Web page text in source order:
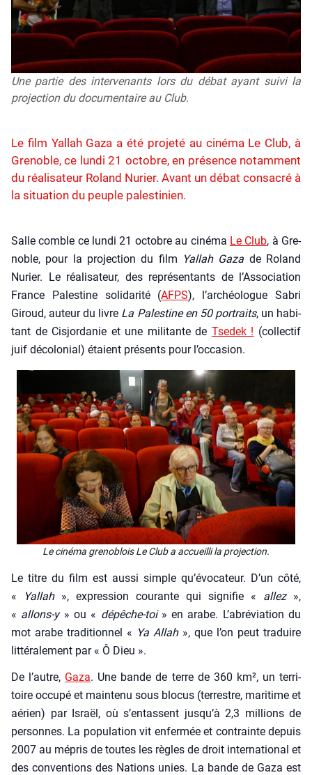
Une partie des intervenants lors du débat ayant suivi la
projection du documentaire au Club.
Le film Yallah Gaza a été projeté au cinéma Le Club, à
Grenoble, ce lundi 21 octobre, en présence notamment
du réalisateur Roland Nurier. Avant un débat consacré à
la situation du peuple palestinien.
Salle comble ce lun­di 21 octobre au ciné­ma Le Club, à Gre­
noble, pour la pro­jec­tion du film Yal­lah Gaza de Roland
Nurier. Le réa­li­sa­teur, des repré­sen­tants de l’As­so­cia­tion
France Pales­tine soli­da­ri­té (AFPS), l’archéologue Sabri
Giroud, auteur du livre La Pales­tine en 50 por­traits, un habi­
tant de Cis­jor­da­nie et une mili­tante de Tse­dek ! (col­lec­tif
juif déco­lo­nial) étaient pré­sents pour l’occasion.
Le ciné­ma gre­no­blois Le Club a accueilli la pro­jec­tion.
Le titre du film est aus­si simple qu’évocateur. D’un côté,
«
Yal­lah», expres­sion cou­rante qui signi­fie « allez»,
« allons‑y» ou « dépêche-toi» en arabe. L’abréviation du
mot arabe tra­di­tion­nel « Ya Allah», que l’on peut tra­duire
lit­té­ra­le­ment par « Ô Dieu ».
De l’autre, Gaza. Une bande de terre de 360 km², un ter­ri­
toire occu­pé et main­te­nu sous blo­cus (ter­restre, mari­time et
aérien) par Israël, où s’en­tassent jusqu’à 2,3 mil­lions de
per­sonnes. La popu­la­tion vit enfer­mée et contrainte depuis
2007 au mépris de toutes les règles de droit inter­na­tio­nal et
des conven­tions des Nations unies. La bande de Gaza est